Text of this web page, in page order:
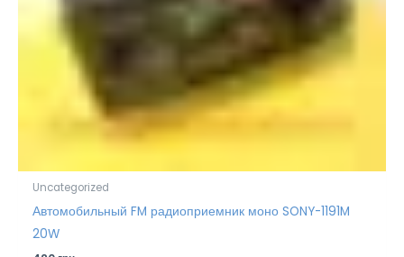
Uncategorized
Автомобильный FM радиоприемник моно SONY-1191M
20W